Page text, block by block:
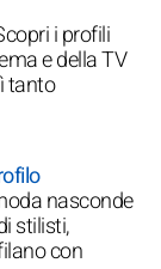
i profili
e della TV
tanto
nasconde
stilisti,
con